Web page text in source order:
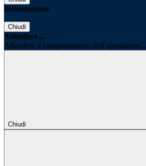
Informazione
Chiudi
Attendere...
Attendere il completamento dell'operazione...
Chiudi